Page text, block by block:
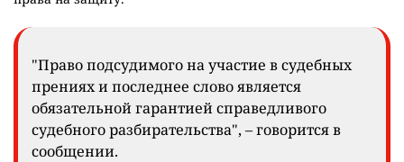
"Право подсудимого на участие в судебных
прениях и последнее слово является
обязательной гарантией справедливого
судебного разбирательства", – говорится в
сообщении.